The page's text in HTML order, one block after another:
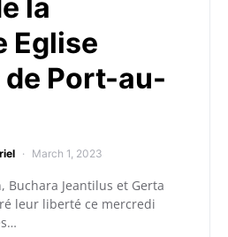
la
Eglise
Port-au-
March 1, 2023
Buchara Jeantilus et Gerta
leur liberté ce mercredi